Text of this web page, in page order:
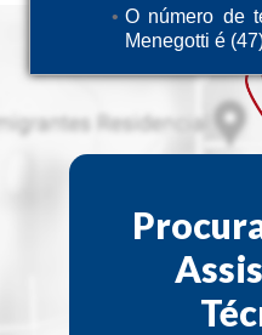
O número de
Menegotti é